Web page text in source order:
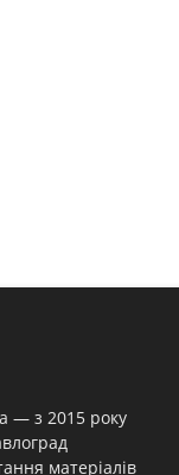
— з 2015 року
матеріалів